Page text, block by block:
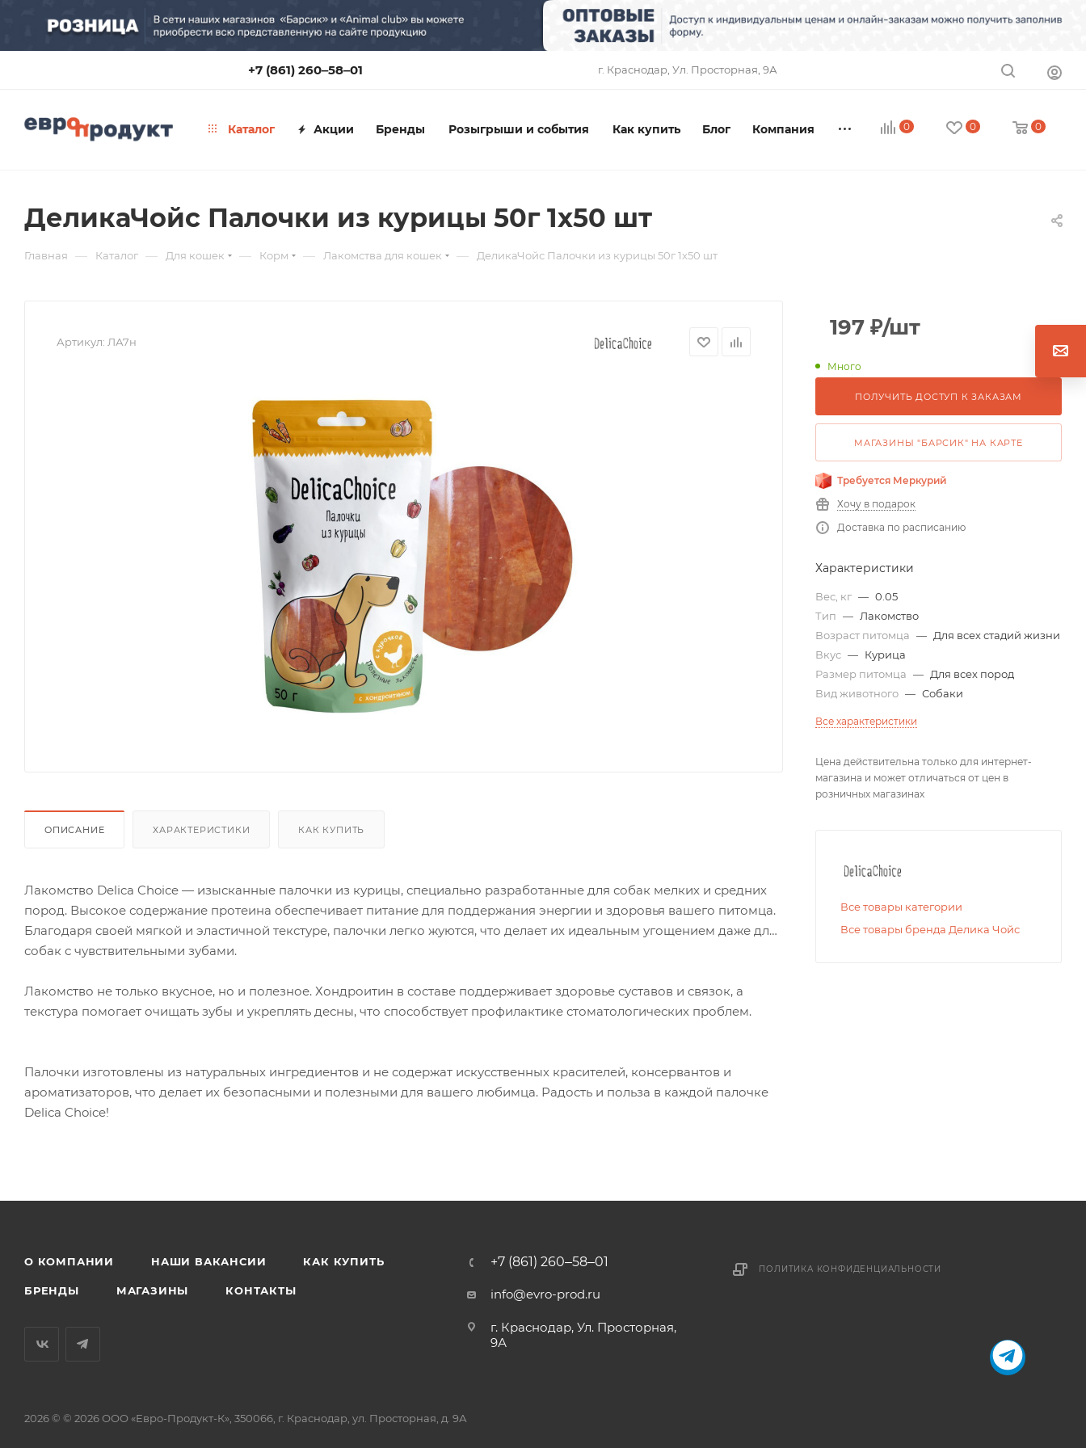
+7 (861) 260‒58‒01 г. Краснодар, ​Ул. Просторная, 9А
0 0 0
Каталог Акции Бренды Розыгрыши и события Как купить Блог Компания
ДеликаЧойс Палочки из курицы 50г 1х50 шт
Главная — Каталог — Для кошек — Корм — Лакомства для кошек — ДеликаЧойс Палочки из курицы 50г 1х50 шт
Артикул: ЛА7н
ОПИСАНИЕ ХАРАКТЕРИСТИКИ КАК КУПИТЬ
Лакомство Delica Choice — изысканные палочки из курицы, специально разработанные для собак мелких и средних
пород. Высокое содержание протеина обеспечивает питание для поддержания энергии и здоровья вашего питомца.
Благодаря своей мягкой и эластичной текстуре, палочки легко жуются, что делает их идеальным угощением даже для
собак с чувствительными зубами.
Лакомство не только вкусное, но и полезное. Хондроитин в составе поддерживает здоровье суставов и связок, а
текстура помогает очищать зубы и укреплять десны, что способствует профилактике стоматологических проблем.
Палочки изготовлены из натуральных ингредиентов и не содержат искусственных красителей, консервантов и
ароматизаторов, что делает их безопасными и полезными для вашего любимца. Радость и польза в каждой палочке
Delica Choice!
197 ₽/шт
Много
ПОЛУЧИТЬ ДОСТУП К ЗАКАЗАМ
МАГАЗИНЫ "БАРСИК" НА КАРТЕ
Требуется Меркурий
Хочу в подарок
Доставка по расписанию
Характеристики
Вес, кг — 0.05
Тип — Лакомство
Возраст питомца — Для всех стадий жизни
Вкус — Курица
Размер питомца — Для всех пород
Вид животного — Собаки
Все характеристики
Цена действительна только для интернет-
магазина и может отличаться от цен в
розничных магазинах
Все товары категории
Все товары бренда Делика Чойс
О КОМПАНИИ НАШИ ВАКАНСИИ КАК КУПИТЬ
БРЕНДЫ МАГАЗИНЫ КОНТАКТЫ
+7 (861) 260‒58‒01
info@evro-prod.ru
г. Краснодар, ​Ул. Просторная,
9А
ПОЛИТИКА КОНФИДЕНЦИАЛЬНОСТИ
2026 © © 2026 ООО «Евро-Продукт-К», 350066, г. Краснодар, ул. Просторная, д. 9А